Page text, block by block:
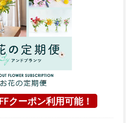
クーポン利用可能！